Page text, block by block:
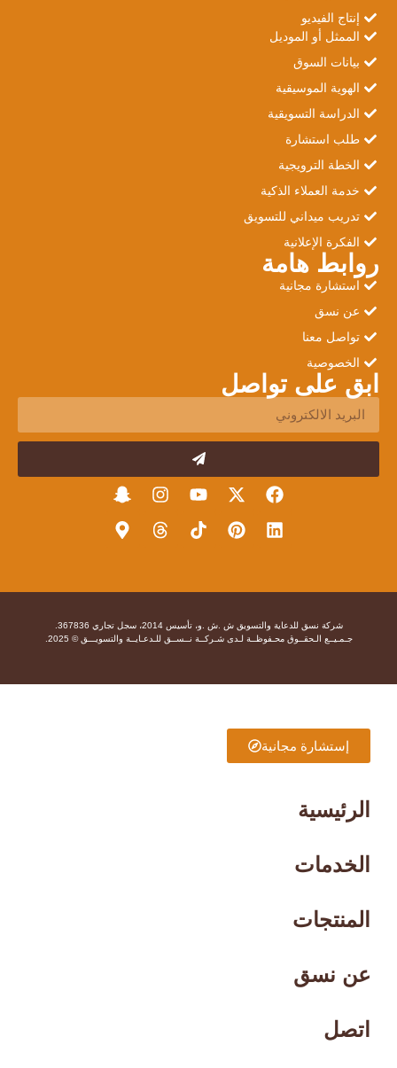
إنتاج الفيديو
الممثل أو الموديل
بيانات السوق
الهوية الموسيقية
الدراسة التسويقية
طلب استشارة
الخطة الترويجية
خدمة العملاء الذكية
تدريب ميداني للتسويق
الفكرة الإعلانية
روابط هامة
استشارة مجانية
عن نسق
تواصل معنا
الخصوصية
ابق على تواصل
شركة نسق للدعاية والتسويق ش .ش .و، تأسيس 2014، سجل تجاري 367836.
جـمـيــع الـحقــوق محـفوظــة لـدى شـركــة نــســق للـدعـايــة والتسويـــق © 2025.
إستشارة مجانية
الرئيسية
الخدمات
المنتجات
عن نسق
اتصل